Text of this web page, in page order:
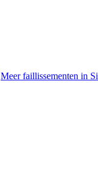
Meer faillissementen in